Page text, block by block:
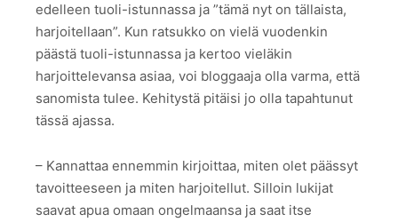
edelleen tuoli-istunnassa ja ”tämä nyt on tällaista,
harjoitellaan”. Kun ratsukko on vielä vuodenkin
päästä tuoli-istunnassa ja kertoo vieläkin
harjoittelevansa asiaa, voi bloggaaja olla varma, että
sanomista tulee. Kehitystä pitäisi jo olla tapahtunut
tässä ajassa.
– Kannattaa ennemmin kirjoittaa, miten olet päässyt
tavoitteeseen ja miten harjoitellut. Silloin lukijat
saavat apua omaan ongelmaansa ja saat itse